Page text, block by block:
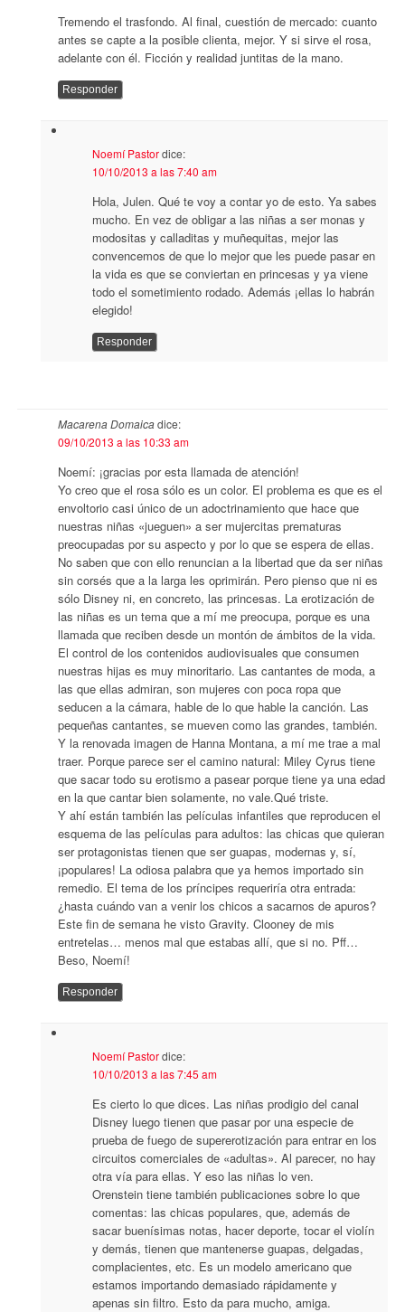
Tremendo el trasfondo. Al final, cuestión de mercado: cuanto
antes se capte a la posible clienta, mejor. Y si sirve el rosa,
adelante con él. Ficción y realidad juntitas de la mano.
Responder
Noemí Pastordice:
10/10/2013 a las 7:40 am
Hola, Julen. Qué te voy a contar yo de esto. Ya sabes
mucho. En vez de obligar a las niñas a ser monas y
modositas y calladitas y muñequitas, mejor las
convencemos de que lo mejor que les puede pasar en
la vida es que se conviertan en princesas y ya viene
todo el sometimiento rodado. Además ¡ellas lo habrán
elegido!
Responder
Macarena Domaicadice:
09/10/2013 a las 10:33 am
Noemí: ¡gracias por esta llamada de atención!
Yo creo que el rosa sólo es un color. El problema es que es el
envoltorio casi único de un adoctrinamiento que hace que
nuestras niñas «jueguen» a ser mujercitas prematuras
preocupadas por su aspecto y por lo que se espera de ellas.
No saben que con ello renuncian a la libertad que da ser niñas
sin corsés que a la larga les oprimirán. Pero pienso que ni es
sólo Disney ni, en concreto, las princesas. La erotización de
las niñas es un tema que a mí me preocupa, porque es una
llamada que reciben desde un montón de ámbitos de la vida.
El control de los contenidos audiovisuales que consumen
nuestras hijas es muy minoritario. Las cantantes de moda, a
las que ellas admiran, son mujeres con poca ropa que
seducen a la cámara, hable de lo que hable la canción. Las
pequeñas cantantes, se mueven como las grandes, también.
Y la renovada imagen de Hanna Montana, a mí me trae a mal
traer. Porque parece ser el camino natural: Miley Cyrus tiene
que sacar todo su erotismo a pasear porque tiene ya una edad
en la que cantar bien solamente, no vale.Qué triste.
Y ahí están también las películas infantiles que reproducen el
esquema de las películas para adultos: las chicas que quieran
ser protagonistas tienen que ser guapas, modernas y, sí,
¡populares! La odiosa palabra que ya hemos importado sin
remedio. El tema de los príncipes requeriría otra entrada:
¿hasta cuándo van a venir los chicos a sacarnos de apuros?
Este fin de semana he visto Gravity. Clooney de mis
entretelas… menos mal que estabas allí, que si no. Pff…
Beso, Noemí!
Responder
Noemí Pastordice:
10/10/2013 a las 7:45 am
Es cierto lo que dices. Las niñas prodigio del canal
Disney luego tienen que pasar por una especie de
prueba de fuego de supererotización para entrar en los
circuitos comerciales de «adultas». Al parecer, no hay
otra vía para ellas. Y eso las niñas lo ven.
Orenstein tiene también publicaciones sobre lo que
comentas: las chicas populares, que, además de
sacar buenísimas notas, hacer deporte, tocar el violín
y demás, tienen que mantenerse guapas, delgadas,
complacientes, etc. Es un modelo americano que
estamos importando demasiado rápidamente y
apenas sin filtro. Esto da para mucho, amiga.